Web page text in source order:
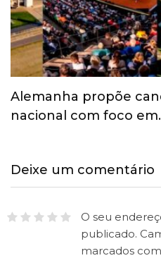
Alemanha propõe
nacional com foco
Deixe um comentário
O seu
publicado.
marcados com